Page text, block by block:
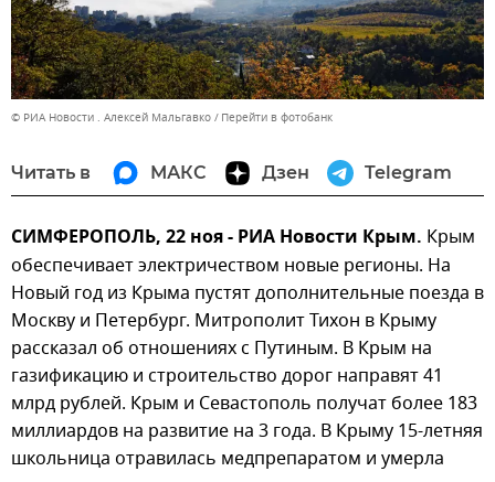
© РИА Новости . Алексей Мальгавко Перейти в фотобанк
Читать в МАКС Дзен Telegram
СИМФЕРОПОЛЬ, 22 ноя - РИА Новости Крым. Крым
обеспечивает электричеством новые регионы. На
Новый год из Крыма пустят дополнительные поезда в
Москву и Петербург. Митрополит Тихон в Крыму
рассказал об отношениях с Путиным. В Крым на
газификацию и строительство дорог направят 41
млрд рублей. Крым и Севастополь получат более 183
миллиардов на развитие на 3 года. В Крыму 15-летняя
школьница отравилась медпрепаратом и умерла